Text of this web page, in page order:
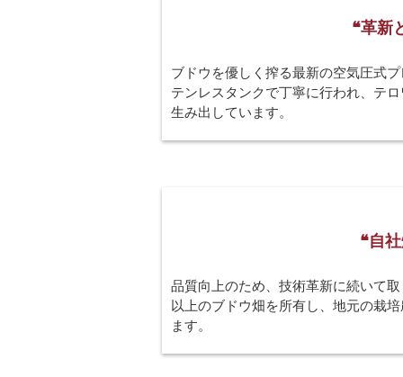
❝革新
ブドウを優しく搾る最新の空気圧式
テンレスタンクで丁寧に行われ、テ
生み出しています。
❝自
品質向上のため、技術革新に続いて
以上のブドウ畑を所有し、地元の栽
ます。